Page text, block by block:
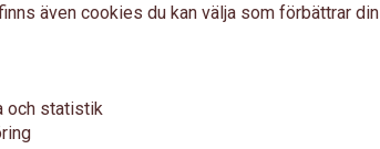
även cookies du kan välja som förbättrar din
och statistik